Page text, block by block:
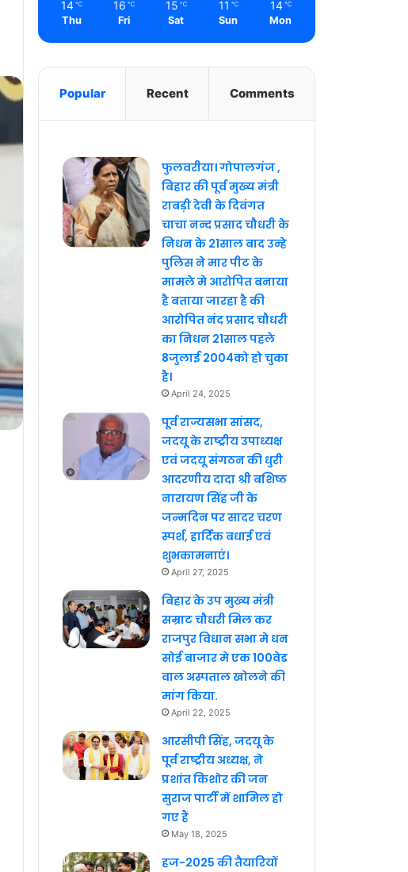
14 ℃
Thu
16 ℃
Fri
15 ℃
Sat
11 ℃
Sun
14 ℃
Mon
Popular Recent Comments
फुलवरीया। गोपालगंज ,
बिहार की पूर्व मुख्य मंत्री
राबड़ी देवी के दिवंगत
चाचा नन्द प्रसाद चौधरी के
निधन के 21साल बाद उन्हे
पुलिस ने मार पीट के
मामले मे आरोपित बनाया
है बताया जारहा है की
आरोपित नंद प्रसाद चौधरी
का निधन 21साल पहले
8जुलाई 2004को हो चुका
है।
April 24, 2025
पूर्व राज्यसभा सांसद,
जदयू के राष्ट्रीय उपाध्यक्ष
एवं जदयू संगठन की धुरी
आदरणीय दादा श्री बशिष्ठ
नारायण सिंह जी के
जन्मदिन पर सादर चरण
स्पर्श, हार्दिक बधाई एवं
शुभकामनाएं।
April 27, 2025
बिहार के उप मुख्य मंत्री
सम्राट चौधरी मिल कर
राजपुर विधान सभा मे धन
सोई बाजार मे एक 100वेड
वाल अस्पताल खोलने की
मांग किया.
April 22, 2025
आरसीपी सिंह, जदयू के
पूर्व राष्ट्रीय अध्यक्ष, ने
प्रशांत किशोर की जन
सुराज पार्टी में शामिल हो
गए हैं
May 18, 2025
हज-2025 की तैयारियों